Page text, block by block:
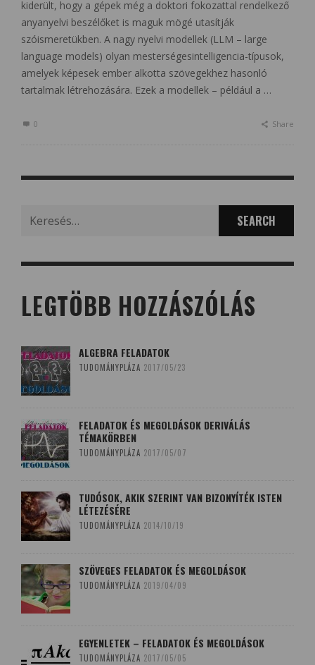
kiderült, hogy a gépek még a doktori fokozattal rendelkező
anyanyelvi beszélőket is maguk mögé utasítják
szóismeretükben. A nagy nyelvi modellek (LLM – large
language models) olyan mesterségesintelligencia-típusok,
amelyek képesek ember alkotta szövegekhez hasonló
tartalmak létrehozására. Ezek a modellek – például a …
0 Share
LEGTÖBB HOZZÁSZÓLÁS
ALGEBRA FELADATOK
TUDOMÁNYPLÁZA 2017/05/23
FELADATOK ÉS MEGOLDÁSOK DERIVÁLÁS
TÉMAKÖRBEN
TUDOMÁNYPLÁZA 2017/05/07
TUDÓSOK, AKIK SZERINT VAN BIZONYÍTÉK ISTEN
LÉTEZÉSÉRE
TUDOMÁNYPLÁZA 2014/10/19
SZÖVEGES FELADATOK ÉS MEGOLDÁSOK
TUDOMÁNYPLÁZA 2019/04/09
EGYENLETEK – FELADATOK ÉS MEGOLDÁSOK
TUDOMÁNYPLÁZA 2017/05/05